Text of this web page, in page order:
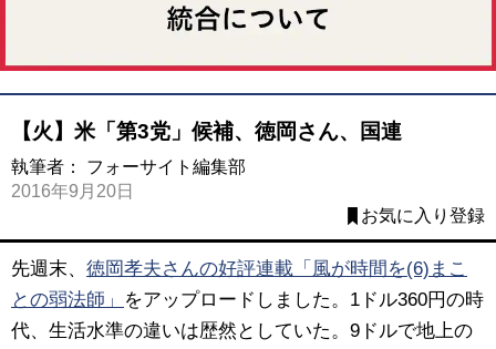
【火】米「第3党」候補、徳岡さん、国連
執筆者： フォーサイト編集部
2016年9月20日
お気に入り登録
先週末、 徳岡孝夫さんの好評連載「風が時間を(6)まこ
との弱法師」
をアップロードしました。 1ドル360円の時
代、生活水準の違いは歴然としていた。9ドルで地上の